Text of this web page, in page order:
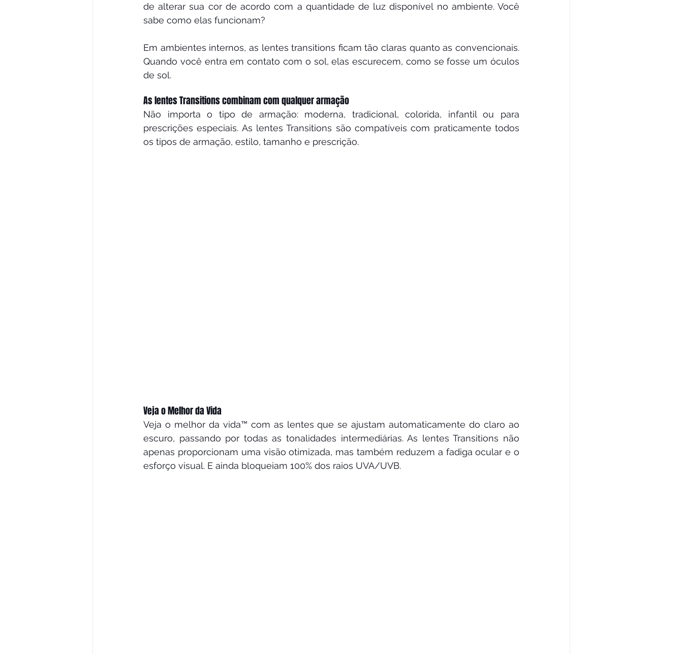
de alterar sua cor de acordo com a quantidade de luz disponível no ambiente. Você
sabe como elas funcionam?
Em ambientes internos, as lentes transitions ficam tão claras quanto as convencionais.
Quando você entra em contato com o sol, elas escurecem, como se fosse um óculos
de sol.
As lentes Transitions combinam com qualquer armação
Não importa o tipo de armação: moderna, tradicional, colorida, infantil ou para
prescrições especiais. As lentes Transitions são compatíveis com praticamente todos
os tipos de armação, estilo, tamanho e prescrição.
Veja o Melhor da Vida
Veja o melhor da vida™ com as lentes que se ajustam automaticamente do claro ao
escuro, passando por todas as tonalidades intermediárias. As lentes Transitions não
apenas proporcionam uma visão otimizada, mas também reduzem a fadiga ocular e o
esforço visual. E ainda bloqueiam 100% dos raios UVA/UVB.